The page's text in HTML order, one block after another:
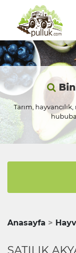
Tarım,
Anasayfa
SATILIK